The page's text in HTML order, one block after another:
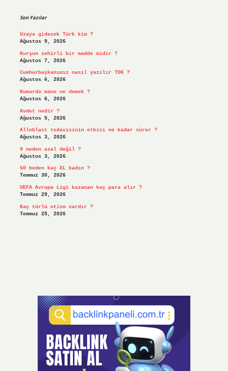
Son Yazılar
Uzaya gidecek Türk kim ?
Ağustos 9, 2026
Kurşun zehirli bir madde midir ?
Ağustos 7, 2026
Cumhurbaşkanımız nasıl yazılır TDK ?
Ağustos 6, 2026
Kumarda mano ne demek ?
Ağustos 6, 2026
Avdet nedir ?
Ağustos 5, 2026
Alloblast tedavisinin etkisi ne kadar sürer ?
Ağustos 3, 2026
9 neden asal değil ?
Ağustos 3, 2026
60 beden kaç XL kadın ?
Temmuz 30, 2026
UEFA Avrupa Ligi kazanan kaç para alır ?
Temmuz 29, 2026
Kaç türlü otizm vardır ?
Temmuz 25, 2026